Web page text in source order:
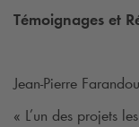
Témoignages et
Jean-Pierre Farandou
« L’un des projets